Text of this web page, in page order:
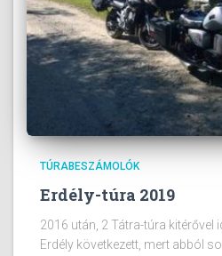
TÚRABESZÁMOLÓK
Erdély-túra 2019
2016 után, 2 Tátra-túra
Erdély következett, mert abból